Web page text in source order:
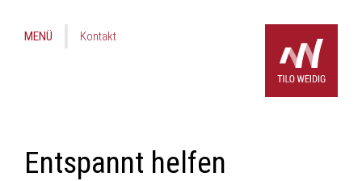
MENÜ Kontakt
Entspannt helfen